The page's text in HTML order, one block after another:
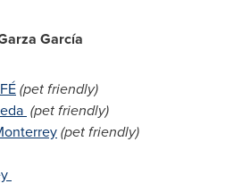
García
(pet friendly)
(pet friendly)
(pet friendly)